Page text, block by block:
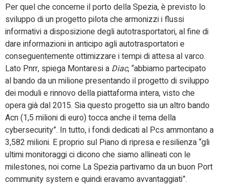
Per quel che concerne il porto della Spezia, è previsto lo
sviluppo di un progetto pilota che armonizzi i flussi
informativi a disposizione degli autotrasportatori, al fine di
dare informazioni in anticipo agli autotrasportatori e
conseguentemente ottimizzare i tempi di attesa al varco.
Lato Pnrr, spiega Montaresi a Diac, “abbiamo partecipato
al bando da un milione presentando il progetto di sviluppo
dei moduli e rinnovo della piattaforma intera, visto che
opera già dal 2015. Sia questo progetto sia un altro bando
Acn (1,5 milioni di euro) tocca anche il tema della
cybersecurity”. In tutto, i fondi dedicati al Pcs ammontano a
3,582 milioni. E proprio sul Piano di ripresa e resilienza “gli
ultimi monitoraggi ci dicono che siamo allineati con le
milestones, noi come La Spezia partivamo da un buon Port
community system e quindi eravamo avvantaggiati”.